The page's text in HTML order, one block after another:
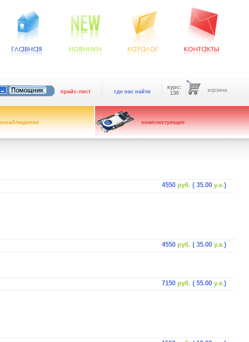
прайс-лист где нас найти
курс:
130
корзина
комплектующие
4550 руб. ( 35.00 у.е.)
4550 руб. ( 35.00 у.е.)
7150 руб. ( 55.00 у.е.)